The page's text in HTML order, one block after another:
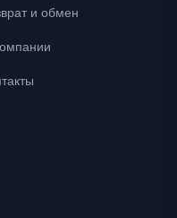
и обмен